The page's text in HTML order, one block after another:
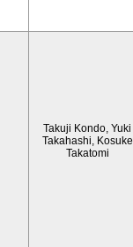
Takuji Kondo, Yuki
Takahashi, Kosuke
Takatomi